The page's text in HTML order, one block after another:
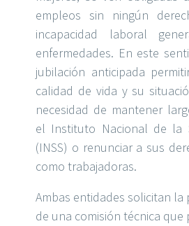
empleos sin ningún
incapacidad laboral
enfermedades. En este sen
jubilación anticipada
calidad de vida y su
necesidad de mantener
el Instituto Nacional de la
(INSS) o renunciar a sus
como trabajadoras.
Ambas entidades solicitan la
de una comisión técnica que